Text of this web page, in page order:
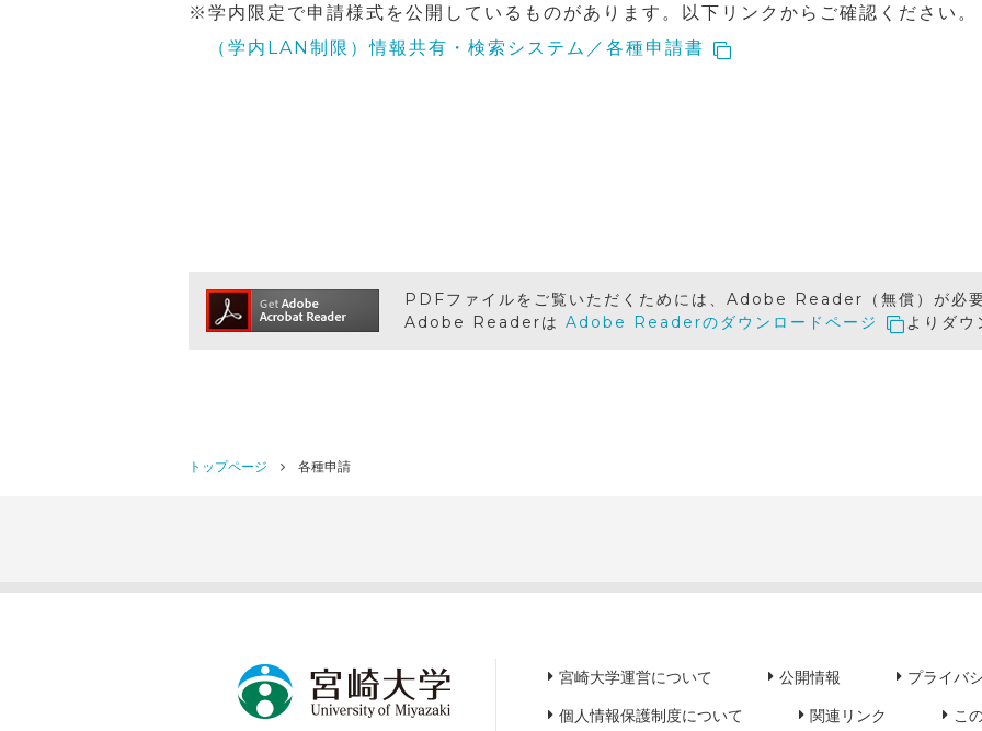
※学内限定で申請様式を公開しているものがあります。以下リンクからご確認ください。
（学内LAN制限）情報共有・検索システム／各種申請書
PDFファイルをご覧いただくためには、Adobe Reader（無償）が必
Adobe Readerは Adobe Readerのダウンロードページ よりダウ
トップページ 各種申請
宮崎大学運営について 公開情報
プライバ
個人情報保護制度について
関連リンク こ